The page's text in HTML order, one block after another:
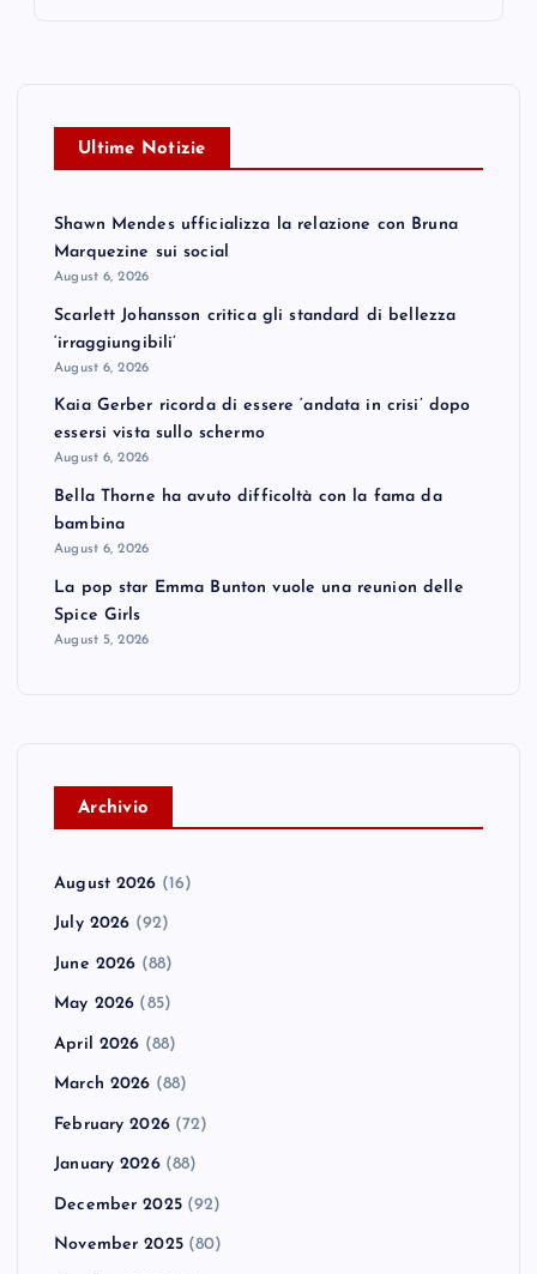
Ultime Notizie
Shawn Mendes ufficializza la relazione con Bruna
Marquezine sui social
August 6, 2026
Scarlett Johansson critica gli standard di bellezza
‘irraggiungibili’
August 6, 2026
Kaia Gerber ricorda di essere ‘andata in crisi’ dopo
essersi vista sullo schermo
August 6, 2026
Bella Thorne ha avuto difficoltà con la fama da
bambina
August 6, 2026
La pop star Emma Bunton vuole una reunion delle
Spice Girls
August 5, 2026
Archivio
August 2026 (16)
July 2026 (92)
June 2026 (88)
May 2026 (85)
April 2026 (88)
March 2026 (88)
February 2026(72)
January 2026(88)
December 2025(92)
November 2025(80)